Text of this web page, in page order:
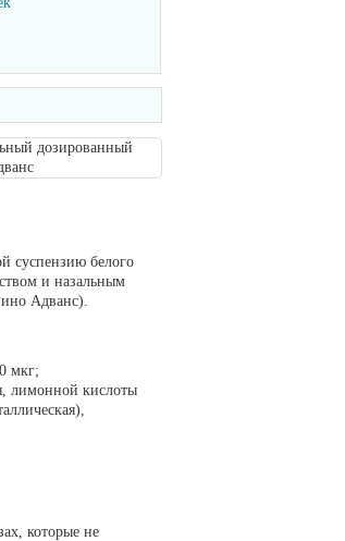
суспензию белого
и назальным
Адванс).
мкг;
лимонной кислоты
которые не